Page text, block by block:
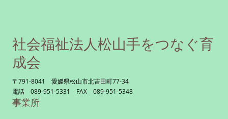
社会福祉法人松山手をつなぐ育
成会
〒791-8041 愛媛県松山市北吉田町77-34
電話 089-951-5331 FAX 089-951-5348
事業所